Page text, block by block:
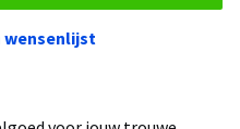
wensenlijst